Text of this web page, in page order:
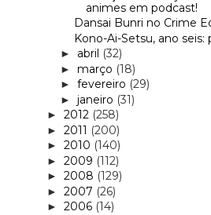
animes em podcast!
Dansai Bunri no Crime
Kono-Ai-Setsu, ano seis:
► abril (32)
► março (18)
► fevereiro (29)
► janeiro (31)
► 2012 (258)
► 2011 (200)
► 2010 (140)
► 2009 (112)
► 2008 (129)
► 2007 (26)
► 2006 (14)